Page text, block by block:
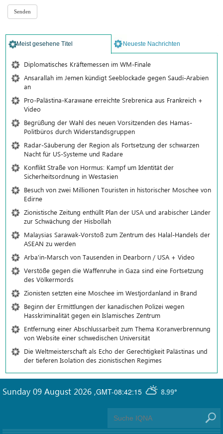
Meist gesehene Titel Neueste Nachrichten
Diplomatisches Kräftemessen im WM-Finale
Ansarallah im Jemen kündigt Seeblockade gegen Saudi-Arabien
an
Pro-Palästina-Karawane erreichte Srebrenica aus Frankreich +
Video
Begrüßung der Wahl des neuen Vorsitzenden des Hamas-
Politbüros durch Widerstandsgruppen
Radar-Säuberung der Region als Fortsetzung der schwarzen
Nacht für US-Systeme und Radare
Konflikt Straße von Hormus: Kampf um Identität der
Sicherheitsordnung in Westasien
Besuch von zwei Millionen Touristen in historischer Moschee von
Edirne
Zionistische Zeitung enthüllt Plan der USA und arabischer Länder
zur Schwächung der Hisbollah
Malaysias Sarawak-Vorstoß zum Zentrum des Halal-Handels der
ASEAN zu werden
Arba'in-Marsch von Tausenden in Dearborn / USA + Video
Verstöße gegen die Waffenruhe in Gaza sind eine Fortsetzung
des Völkermords
Zionisten setzten eine Moschee im Westjordanland in Brand
Beginn der Ermittlungen der kanadischen Polizei wegen
Hasskriminalität gegen ein Islamisches Zentrum
Entfernung einer Abschlussarbeit zum Thema Koranverbrennung
von Website einer schwedischen Universität
Die Weltmeisterschaft als Echo der Gerechtigkeit Palästinas und
der tieferen Isolation des zionistischen Regimes
GMT-08:42:15 8.99°
Sunday 09 August 2026 ,